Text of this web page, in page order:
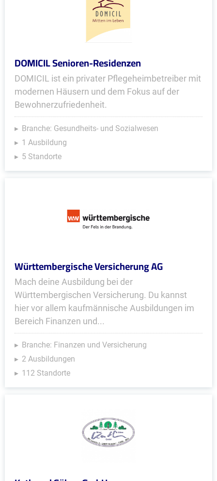
DOMICIL Senioren-Residenzen
DOMICIL ist ein privater Pflegeheimbetreiber mit
modernen Häusern und dem Fokus auf der
Bewohnerzufriedenheit.
Branche: Gesundheits- und Sozialwesen
1 Ausbildung
5 Standorte
Württembergische Versicherung AG
Mach deine Ausbildung bei der
Württembergischen Versicherung. Du kannst
hier vor allem kaufmännische Ausbildungen im
Bereich Finanzen und...
Branche: Finanzen und Versicherung
2 Ausbildungen
112 Standorte